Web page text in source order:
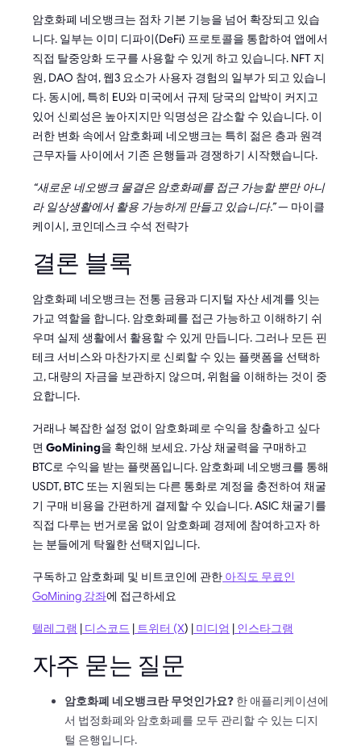
암호화폐 네오뱅크는 점차 기본 기능을 넘어 확장되고 있습
니다. 일부는 이미 디파이(DeFi) 프로토콜을 통합하여 앱에서
직접 탈중앙화 도구를 사용할 수 있게 하고 있습니다. NFT 지
원, DAO 참여, 웹3 요소가 사용자 경험의 일부가 되고 있습니
다. 동시에, 특히 EU와 미국에서 규제 당국의 압박이 커지고
있어 신뢰성은 높아지지만 익명성은 감소할 수 있습니다. 이
러한 변화 속에서 암호화폐 네오뱅크는 특히 젊은 층과 원격
근무자들 사이에서 기존 은행들과 경쟁하기 시작했습니다.
“새로운 네오뱅크 물결은 암호화폐를 접근 가능할 뿐만 아니
라 일상생활에서 활용 가능하게 만들고 있습니다.”— 마이클
케이시, 코인데스크 수석 전략가
결론 블록
암호화폐 네오뱅크는 전통 금융과 디지털 자산 세계를 잇는
가교 역할을 합니다. 암호화폐를 접근 가능하고 이해하기 쉬
우며 실제 생활에서 활용할 수 있게 만듭니다. 그러나 모든 핀
테크 서비스와 마찬가지로 신뢰할 수 있는 플랫폼을 선택하
고, 대량의 자금을 보관하지 않으며, 위험을 이해하는 것이 중
요합니다.
거래나 복잡한 설정 없이 암호화폐로 수익을 창출하고 싶다
면 GoMining을 확인해 보세요. 가상 채굴력을 구매하고
BTC로 수익을 받는 플랫폼입니다. 암호화폐 네오뱅크를 통해
USDT, BTC 또는 지원되는 다른 통화로 계정을 충전하여 채굴
기 구매 비용을 간편하게 결제할 수 있습니다. ASIC 채굴기를
직접 다루는 번거로움 없이 암호화폐 경제에 참여하고자 하
는 분들에게 탁월한 선택지입니다.
구독하고 암호화폐 및 비트코인에 관한 아직도 무료인
GoMining 강좌에 접근하세요
텔레그램 | 디스코드 | 트위터 (X) | 미디엄 | 인스타그램
자주 묻는 질문
암호화폐 네오뱅크란 무엇인가요? 한 애플리케이션에
서 법정화폐와 암호화폐를 모두 관리할 수 있는 디지
털 은행입니다.